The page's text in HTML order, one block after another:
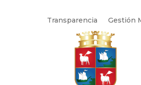
Transparencia Gestión